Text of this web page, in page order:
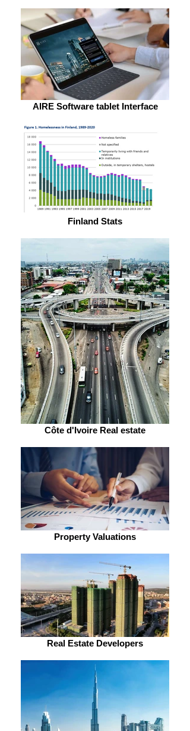
AIRE Software tablet Interface
Finland Stats
Côte d'Ivoire Real estate
Property Valuations
Real Estate Developers